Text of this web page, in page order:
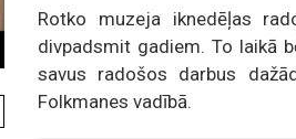
Rotko muzeja iknedēļas
divpadsmit gadiem. To laikā
savus radošos darbus
Folkmanes vadībā.